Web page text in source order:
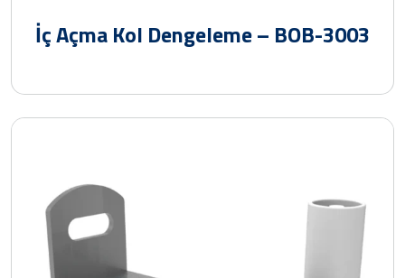
İç Açma Kol Dengeleme – BOB-3003